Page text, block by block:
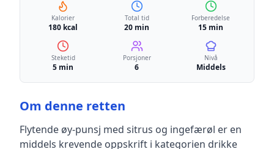
Kalorier
180 kcal
Total tid
20 min
Forberedelse
15 min
Steketid
5 min
Porsjoner
6
Nivå
Middels
Om denne retten
Flytende øy-punsj med sitrus og ingefærøl er en
middels krevende oppskrift i kategorien drikke